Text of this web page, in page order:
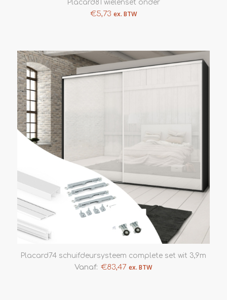
Placard81 wielenset onder
€5,73 ex. BTW
Placard74 schuifdeursysteem complete set wit 3,9m
Vanaf: €83,47 ex. BTW